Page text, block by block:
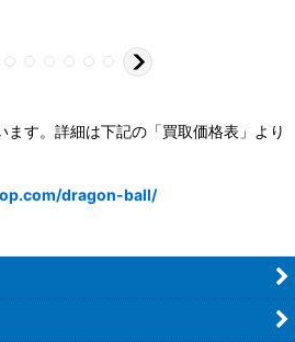
す。詳細は下記の「買取価格表」より
dragon-ball/